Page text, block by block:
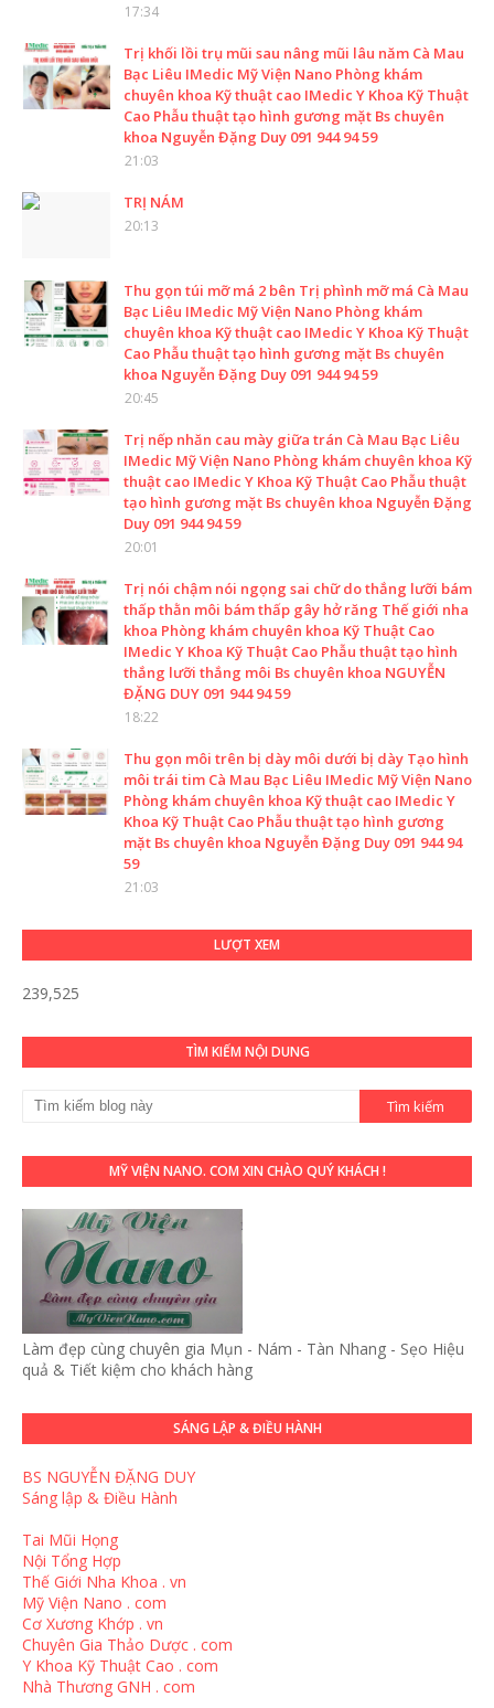
17:34
Trị khối lồi trụ mũi sau nâng mũi lâu năm Cà Mau
Bạc Liêu IMedic Mỹ Viện Nano Phòng khám
chuyên khoa Kỹ thuật cao IMedic Y Khoa Kỹ Thuật
Cao Phẫu thuật tạo hình gương mặt Bs chuyên
khoa Nguyễn Đặng Duy 091 944 94 59
21:03
TRỊ NÁM
20:13
Thu gọn túi mỡ má 2 bên Trị phình mỡ má Cà Mau
Bạc Liêu IMedic Mỹ Viện Nano Phòng khám
chuyên khoa Kỹ thuật cao IMedic Y Khoa Kỹ Thuật
Cao Phẫu thuật tạo hình gương mặt Bs chuyên
khoa Nguyễn Đặng Duy 091 944 94 59
20:45
Trị nếp nhăn cau mày giữa trán Cà Mau Bạc Liêu
IMedic Mỹ Viện Nano Phòng khám chuyên khoa Kỹ
thuật cao IMedic Y Khoa Kỹ Thuật Cao Phẫu thuật
tạo hình gương mặt Bs chuyên khoa Nguyễn Đặng
Duy 091 944 94 59
20:01
Trị nói chậm nói ngọng sai chữ do thắng lưỡi bám
thấp thằn môi bám thấp gây hở răng Thế giới nha
khoa Phòng khám chuyên khoa Kỹ Thuật Cao
IMedic Y Khoa Kỹ Thuật Cao Phẫu thuật tạo hình
thắng lưỡi thắng môi Bs chuyên khoa NGUYỄN
ĐẶNG DUY 091 944 94 59
18:22
Thu gọn môi trên bị dày môi dưới bị dày Tạo hình
môi trái tim Cà Mau Bạc Liêu IMedic Mỹ Viện Nano
Phòng khám chuyên khoa Kỹ thuật cao IMedic Y
Khoa Kỹ Thuật Cao Phẫu thuật tạo hình gương
mặt Bs chuyên khoa Nguyễn Đặng Duy 091 944 94
59
21:03
LƯỢT XEM
239,525
TÌM KIẾM NỘI DUNG
MỸ VIỆN NANO. COM XIN CHÀO QUÝ KHÁCH !
Làm đẹp cùng chuyên gia Mụn - Nám - Tàn Nhang - Sẹo Hiệu
quả & Tiết kiệm cho khách hàng
SÁNG LẬP & ĐIỀU HÀNH
BS NGUYỄN ĐẶNG DUY
Sáng lập & Điều Hành
Tai Mũi Họng
Nội Tổng Hợp
Thế Giới Nha Khoa . vn
Mỹ Viện Nano . com
Cơ Xương Khớp . vn
Chuyên Gia Thảo Dược . com
Y Khoa Kỹ Thuật Cao . com
Nhà Thương GNH . com